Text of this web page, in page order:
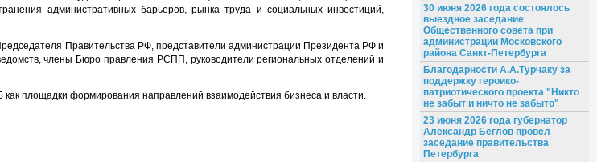
административных барьеров, рынка труда и социальных инвестиций,
Правительства РФ, представители администрации Президента РФ и
члены Бюро правления РСПП, руководители региональных отделений и
площадки формирования направлений взаимодействия бизнеса и власти.
30 июня 2026 года состоялось
выездное заседание
Общественного совета при
администрации Московского
района Санкт-Петербурга
Благодарности А.А.Турчаку за
поддержку героико-
патриотического проекта "Никто
не забыт и ничто не забыто"
23 июня 2026 года губернатор
Александр Беглов провел
заседание правительства
Петербурга